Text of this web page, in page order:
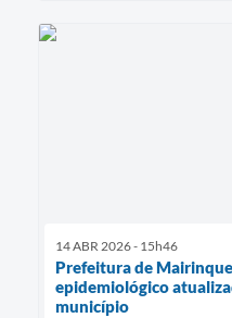
14 ABR 2026 - 15h46
Prefeitura de
epidemiológico
município